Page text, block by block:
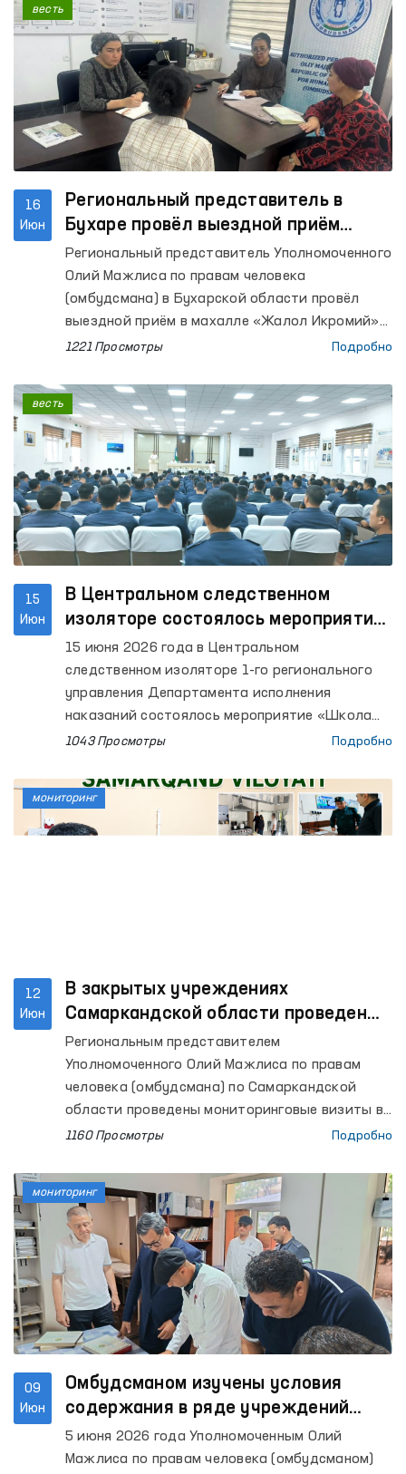
16
Июн
Региональный представитель в
Бухаре провёл выездной приём
граждан
Региональный представитель Уполномоченного
Олий Мажлиса по правам человека
(омбудсмана) в Бухарской области провёл
выездной приём в махалле «Жалол Икромий»
города Бухары с целью рассмотрения
1221 Просмотры Подробно
весть
15
Июн
В Центральном следственном
изоляторе состоялось мероприятие
«Школа Омбудсмана»
15 июня 2026 года в Центральном
следственном изоляторе 1-го регионального
управления Департамента исполнения
наказаний состоялось мероприятие «Школа
Омбудсмана», направленное на продвижение
пыток».
1043 Просмотры Подробно
весть
12
Июн
В закрытых учреждениях
Самаркандской области проведены
очередные мониторинговые визиты
Региональным представителем
Уполномоченного Олий Мажлиса по правам
человека (омбудсмана) по Самаркандской
области проведены мониторинговые визиты в
Центр реабилитации лиц без определённого
области, Самаркандский областной центр
социальной поддержки, изоляторы
временного содержания (ИВС) органов
внутренних дел Пастдаргомского района, а
также городов Самарканда и Каттакургана,
Нурабадский и Каттакурганский межрайонные
пункты оказания медицинской помощи лицам,
находящимся в состоянии опьянения
филиал Республиканского
специализированного научно-практического
медицинского центра психического здоровья
по психиатрической службе, расположенный в
1160 Просмотры Подробно
мониторинг
09
Июн
Омбудсманом изучены условия
содержания в ряде учреждений
Ферганской области
5 июня 2026 года Уполномоченным Олий
Мажлиса по правам человека (омбудсманом)
мониторинг